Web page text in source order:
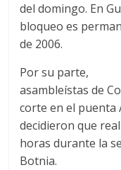
del domingo. En
bloqueo es
de 2006.
Por su parte,
asambleístas de
corte en el puenta
decidieron que
horas durante la
Botnia.